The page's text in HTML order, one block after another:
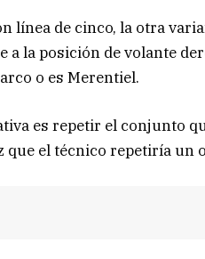
línea de cinco, la otra
a la posición de volante
o es Merentiel.
es repetir el conjunto
que el técnico repetiría un